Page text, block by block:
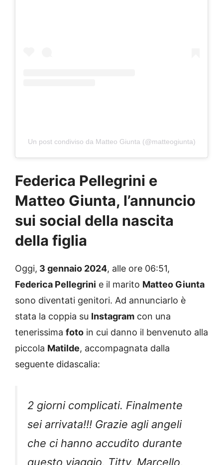
Un post condiviso da Matteo Giunta (@matteogiunta)
Federica Pellegrini e
Matteo Giunta, l’annuncio
sui social della nascita
della figlia
Oggi, 3 gennaio 2024, alle ore 06:51,
Federica Pellegrini e il marito Matteo Giunta
sono diventati genitori. Ad annunciarlo è
stata la coppia su Instagram con una
tenerissima foto in cui danno il benvenuto alla
piccola Matilde, accompagnata dalla
seguente didascalia:
2 giorni complicati. Finalmente
sei arrivata!!! Grazie agli angeli
che ci hanno accudito durante
questo viaggio, Titty, Marcello,